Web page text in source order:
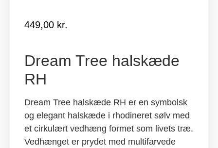
449,00 kr.
Dream Tree halskæde
RH
Dream Tree halskæde RH er en symbolsk
og elegant halskæde i rhodineret sølv med
et cirkulært vedhæng formet som livets træ.
Vedhænget er prydet med multifarvede